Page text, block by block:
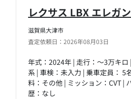
滋賀県大津市
査定依頼日：2026年08月03日
レクサス LBX エレガ
年式：2024年 | 走行：～3万キロ
系 | 車検：未入力 | 乗車定員： 5
料：その他 | ミッション：CVT |
歴：なし